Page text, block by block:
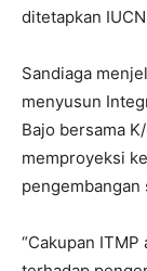
ditetapkan
Sandiaga
menyusun
Bajo bersama
memproyeksi
pengembangan
“Cakupan